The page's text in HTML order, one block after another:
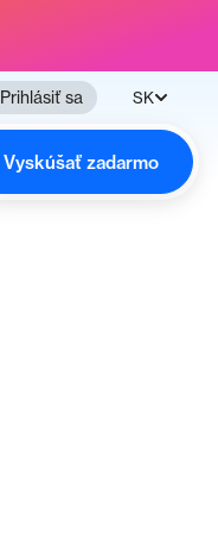
Prihlásiť sa SK
Vyskúšať zadarmo